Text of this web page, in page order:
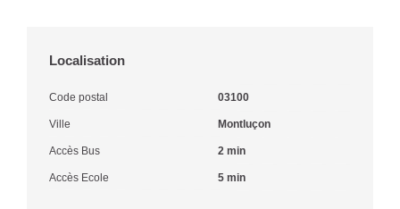
Localisation
Code postal 03100
Ville Montluçon
Accès Bus 2 min
Accès Ecole 5 min